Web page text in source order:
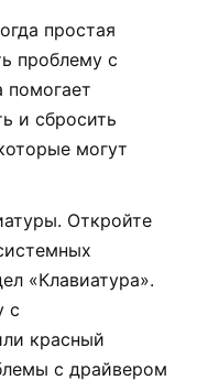
простая
проблему с
помогает
и сбросить
могут
Откройте
«Клавиатура».
с
красный
с драйвером